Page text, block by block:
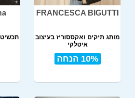
FRANCESCA BIGUTTI
מותג תיקים ואקססוריז בעיצוב
איטלקי
10% הנחה